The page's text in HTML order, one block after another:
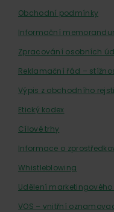
Obchodní podmínky
Informační
Zpracování osobních
Reklamační řád –
Výpis z obchodního
Etický kodex
Cílové trhy
Informace o
Whistleblowing
Udělení
VOS – vnitřní